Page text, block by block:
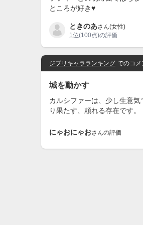
ところが好き♥
ときのあさん(女性)
1位(100点)の評価
ジブリキャラランキング でのコメ
城を動かす
カルシファーは、少し生意
り果たす、頼れる存在です。
にゃおにゃおさんの評価